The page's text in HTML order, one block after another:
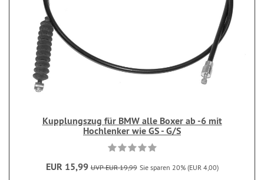
Kupplungszug für BMW alle Boxer ab -6 mit
Hochlenker wie GS - G/S
EUR 15,99 UVP EUR 19,99 Sie sparen 20% (EUR 4,00)